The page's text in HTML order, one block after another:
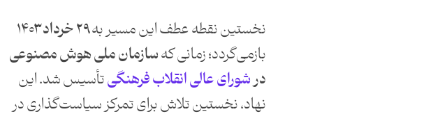
نخستین نقطه عطف این مسیر به۲۹ خرداد ۱۴۰۳
بازمی‌گردد؛ زمانی کهسازمان ملی هوش مصنوعی
درشورای عالی انقلاب فرهنگیتأسیس شد. این
نهاد، نخستین تلاش برای تمرکز سیاست‌گذاری در